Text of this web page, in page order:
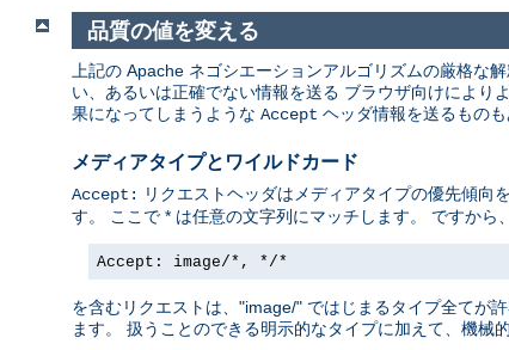
品質の値を変える
上記の Apache ネゴシエーションアルゴリズムの厳格な
い、あるいは正確でない情報を送る ブラウザ向けによ
果になってしまうような Accept ヘッダ情報を送るもの
メディアタイプとワイルドカード
Accept:
リクエストヘッダはメディアタイプの優先傾向
す。 ここで * は任意の文字列にマッチします。 ですから
Accept: image/*, */*
を含むリクエストは、"image/" ではじまるタイプ全てが
ます。 扱うことのできる明示的なタイプに加えて、機械